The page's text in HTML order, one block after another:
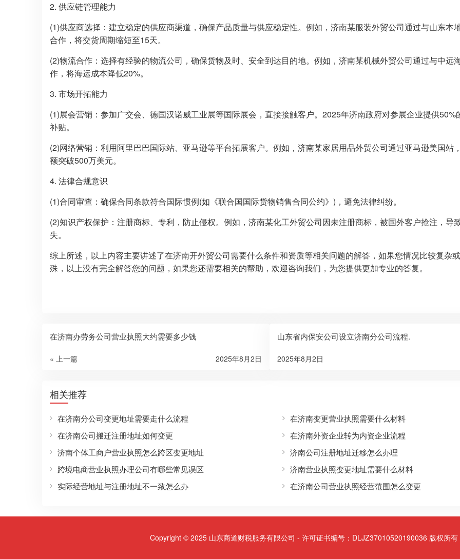
2. 供应链管理能力
(1)供应商选择：建立稳定的供应商渠道，确保产品质量与供应稳定性。例如，济南某服装外贸公司通过与山东本
合作，将交货周期缩短至15天。
(2)物流合作：选择有经验的物流公司，确保货物及时、安全到达目的地。例如，济南某机械外贸公司通过与中远
作，将海运成本降低20%。
3. 市场开拓能力
(1)展会营销：参加广交会、德国汉诺威工业展等国际展会，直接接触客户。2025年济南政府对参展企业提供50%
补贴。
(2)网络营销：利用阿里巴巴国际站、亚马逊等平台拓展客户。例如，济南某家居用品外贸公司通过亚马逊美国站
额突破500万美元。
4. 法律合规意识
(1)合同审查：确保合同条款符合国际惯例(如《联合国国际货物销售合同公约》)，避免法律纠纷。
(2)知识产权保护：注册商标、专利，防止侵权。例如，济南某化工外贸公司因未注册商标，被国外客户抢注，导
失。
综上所述，以上内容主要讲述了在济南开外贸公司需要什么条件和资质等相关问题的解答，如果您情况比较复杂
殊，以上没有完全解答您的问题，如果您还需要相关的帮助，欢迎咨询我们，为您提供更加专业的答复。
在济南办劳务公司营业执照大约需要多少钱
« 上一篇 2025年8月2日
山东省内保安公司设立济南分公司流程.
2025年8月2日
相关推荐
在济南分公司变更地址需要走什么流程
在济南变更营业执照需要什么材料
在济南公司搬迁注册地址如何变更
在济南外资企业转为内资企业流程
济南个体工商户营业执照怎么跨区变更地址
济南公司注册地址迁移怎么办理
跨境电商营业执照办理公司有哪些常见误区
济南营业执照变更地址需要什么材料
实际经营地址与注册地址不一致怎么办
在济南公司营业执照经营范围怎么变更
Copyright © 2025 山东商道财税服务有限公司 - 许可证书编号：DLJZ37010520190036 版权所有